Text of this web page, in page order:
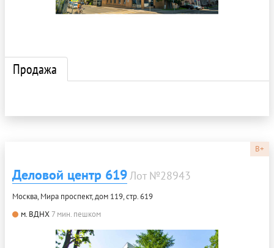
Продажа
B+
Деловой центр 619Лот №28943
Москва, Мира проспект, дом 119, стр. 619
м. ВДНХ 7 мин. пешком